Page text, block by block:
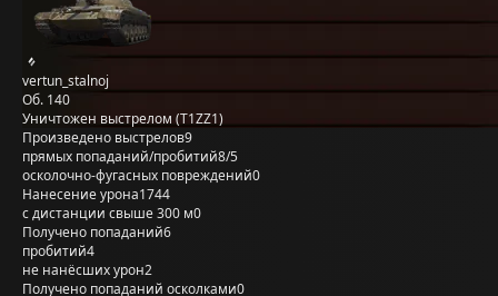
vertun_stalnoj
Об. 140
Уничтожен выстрелом (T1ZZ1)
Произведено выстрелов9
прямых попаданий/пробитий8/5
осколочно-фугасных повреждений0
Нанесение урона1744
с дистанции свыше 300 м0
Получено попаданий6
пробитий4
не нанёсших урон2
Получено попаданий осколками0